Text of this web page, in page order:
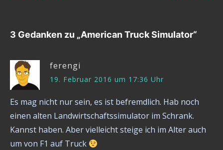
3 Gedanken zu „American Truck Simulator“
ferengi
19. Februar 2016 um 17:36 Uhr
Es mag nicht nur sein, es ist befremdlich. Hab noch
einen alten Landwirtschaftssimulator im Schrank.
Kannst haben. Aber vielleicht steige ich im Alter auch
um von F1 auf Truck